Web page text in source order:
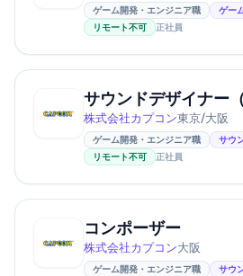
ゲーム開発・エンジニア職
ゲー
リモート不可
正社員
株式会社カプコン東京/大阪
ゲーム開発・エンジニア職
サウ
リモート不可
正社員
コンポーザー
株式会社カプコン大阪
ゲーム開発・エンジニア職
サウ